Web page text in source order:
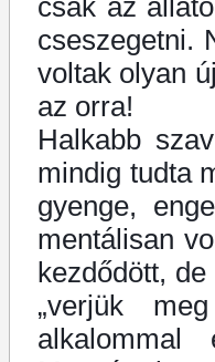
csak az
cseszegetni.
voltak olyan
az orra!
Halkabb
mindig tudta
gyenge,
mentálisan
kezdődött,
„verjük